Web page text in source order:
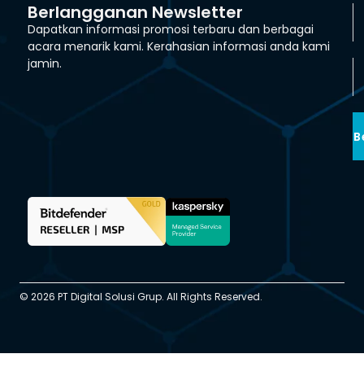
Berlangganan Newsletter
Dapatkan informasi promosi terbaru dan berbagai
acara menarik kami. Kerahasian informasi anda kami
jamin.
© 2026 PT Digital Solusi Grup. All Rights Reserved.